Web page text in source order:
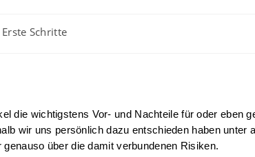
Erste Schritte
die wichtigstens Vor- und Nachteile für oder eben
wir uns persönlich dazu entschieden haben unter
über die damit verbundenen Risiken.